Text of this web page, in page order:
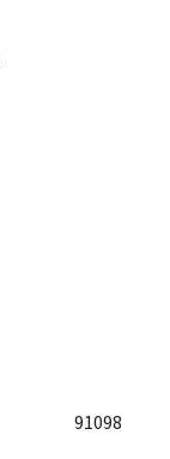
91098